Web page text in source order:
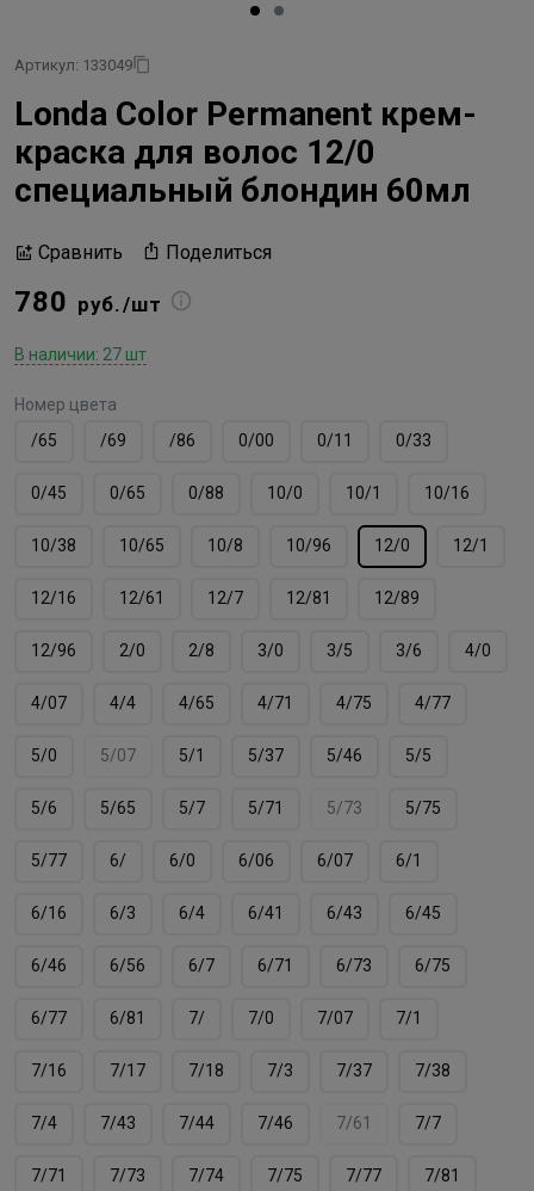
Артикул: 133049
Londa Color Permanent крем-
краска для волос 12/0
специальный блондин 60мл
Сравнить Поделиться
780 руб./шт
В наличии: 27 шт
Номер цвета
/65
/69 /86 0/00 0/11 0/33
0/45 0/65 0/88 10/0 10/1 10/16
10/38 10/65 10/8 10/96 12/0 12/1
12/16 12/61 12/7 12/81 12/89
12/96 2/0 2/8 3/0 3/5 3/6 4/0
4/07 4/4 4/65 4/71 4/75 4/77
5/0 5/07 5/1 5/37 5/46 5/5
5/6 5/65 5/7 5/71 5/73 5/75
5/77 6/ 6/0 6/06 6/07 6/1
6/16 6/3 6/4 6/41 6/43 6/45
6/46 6/56 6/7 6/71 6/73 6/75
6/77 6/81 7/ 7/0 7/07 7/1
7/16 7/17 7/18 7/3 7/37 7/38
7/4 7/43 7/44 7/46 7/61 7/7
7/71 7/73 7/74 7/75 7/77 7/81